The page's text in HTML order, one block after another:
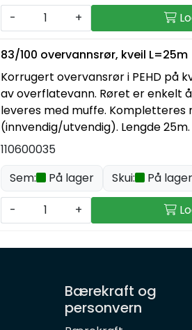
-
+
83/100 overvannsrør, kveil L=25m
Korrugert overvansrør i PEHD på
av overflatevann. Røret er enkelt
leveres med muffe. Kompletteres
(innvendig/utvendig). Lengde 25m.
110600035
Sem:
På lager Skui: På lager
-
+
Bærekraft og
personvern